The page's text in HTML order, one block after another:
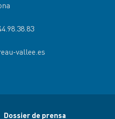
vallee.es
Dossier de prensa